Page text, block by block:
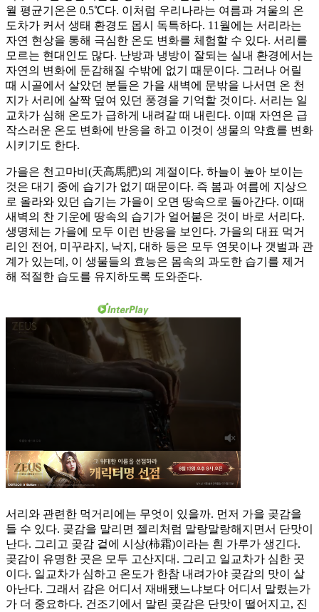
월 평균기온은 0.5℃다. 이처럼 우리나라는 여름과 겨울의 온
도차가 커서 생태 환경도 몹시 독특하다. 11월에는 서리라는
자연 현상을 통해 극심한 온도 변화를 체험할 수 있다. 서리를
모르는 현대인도 많다. 난방과 냉방이 잘되는 실내 환경에서는
자연의 변화에 둔감해질 수밖에 없기 때문이다. 그러나 어릴
때 시골에서 살았던 분들은 가을 새벽에 문밖을 나서면 온 천
지가 서리에 살짝 덮여 있던 풍경을 기억할 것이다. 서리는 일
교차가 심해 온도가 급하게 내려갈 때 내린다. 이때 자연은 급
작스러운 온도 변화에 반응을 하고 이것이 생물의 약효를 변화
시키기도 한다.
가을은 천고마비(天高馬肥)의 계절이다. 하늘이 높아 보이는
것은 대기 중에 습기가 없기 때문이다. 즉 봄과 여름에 지상으
로 올라와 있던 습기는 가을이 오면 땅속으로 돌아간다. 이때
새벽의 찬 기운에 땅속의 습기가 얼어붙은 것이 바로 서리다.
생명체는 가을에 모두 이런 반응을 보인다. 가을의 대표 먹거
리인 전어, 미꾸라지, 낙지, 대하 등은 모두 연못이나 갯벌과 관
계가 있는데, 이 생물들의 효능은 몸속의 과도한 습기를 제거
해 적절한 습도를 유지하도록 도와준다.
서리와 관련한 먹거리에는 무엇이 있을까. 먼저 가을 곶감을
들 수 있다. 곶감을 말리면 젤리처럼 말랑말랑해지면서 단맛이
난다. 그리고 곶감 겉에 시상(柿霜)이라는 흰 가루가 생긴다.
곶감이 유명한 곳은 모두 고산지대. 그리고 일교차가 심한 곳
이다. 일교차가 심하고 온도가 한참 내려가야 곶감의 맛이 살
아난다. 그래서 감은 어디서 재배됐느냐보다 어디서 말렸는가
가 더 중요하다. 건조기에서 말린 곶감은 단맛이 떨어지고, 진